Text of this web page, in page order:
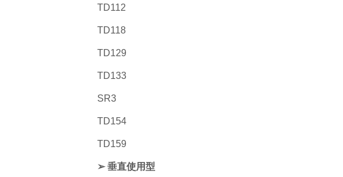
TD112
TD118
TD129
TD133
SR3
TD154
TD159
➢ 垂直使用型